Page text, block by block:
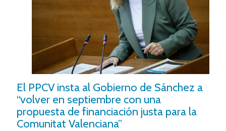
El PPCV insta al Gobierno de Sánchez a
“volver en septiembre con una
propuesta de financiación justa para la
Comunitat Valenciana”